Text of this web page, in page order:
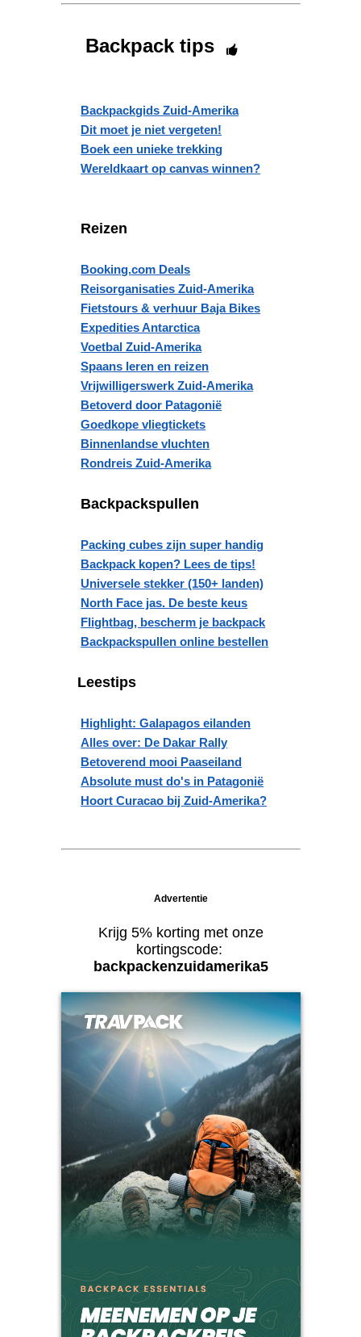
Backpack tips
Backpackgids Zuid-Amerika
Dit moet je niet vergeten!
Boek een unieke trekking
Wereldkaart op canvas winnen?
Reizen
Booking.com Deals
Reisorganisaties Zuid-Amerika
Fietstours & verhuur Baja Bikes
Expedities Antarctica
Voetbal Zuid-Amerika
Spaans leren en reizen
Vrijwilligerswerk Zuid-Amerika
Betoverd door Patagonië
Goedkope vliegtickets
Binnenlandse vluchten
Rondreis Zuid-Amerika
Backpackspullen
Packing cubes zijn super handig
Backpack kopen? Lees de tips!
Universele stekker (150+ landen)
North Face jas. De beste keus
Flightbag, bescherm je backpack
Backpackspullen online bestellen
Leestips
Highlight: Galapagos eilanden
Alles over: De Dakar Rally
Betoverend mooi Paaseiland
Absolute must do's in Patagonië
Hoort Curacao bij Zuid-Amerika?
Advertentie
Krijg 5% korting met onze
kortingscode:
backpackenzuidamerika5